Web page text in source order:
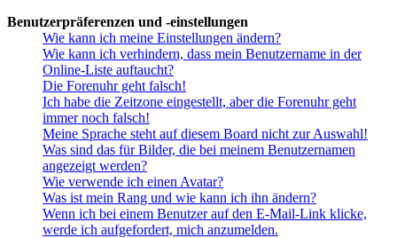
Benutzerpräferenzen und -einstellungen
Wie kann ich meine Einstellungen ändern?
Wie kann ich verhindern, dass mein Benutzername in der
Online-Liste auftaucht?
Die Forenuhr geht falsch!
Ich habe die Zeitzone eingestellt, aber die Forenuhr geht
immer noch falsch!
Meine Sprache steht auf diesem Board nicht zur Auswahl!
Was sind das für Bilder, die bei meinem Benutzernamen
angezeigt werden?
Wie verwende ich einen Avatar?
Was ist mein Rang und wie kann ich ihn ändern?
Wenn ich bei einem Benutzer auf den E-Mail-Link klicke,
werde ich aufgefordert, mich anzumelden.